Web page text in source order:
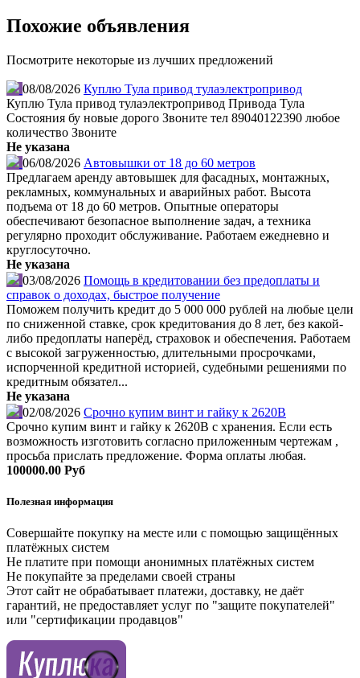
Похожие объявления
Посмотрите некоторые из лучших предложений
08/08/2026 Куплю Тула привод тулаэлектропривод
Куплю Тула привод тулаэлектропривод Привода Тула
Состояния бу новые дорого Звоните тел 89040122390 любое
количество Звоните
Не указана
06/08/2026 Автовышки от 18 до 60 метров
Предлагаем аренду автовышек для фасадных, монтажных,
рекламных, коммунальных и аварийных работ. Высота
подъема от 18 до 60 метров. Опытные операторы
обеспечивают безопасное выполнение задач, а техника
регулярно проходит обслуживание. Работаем ежедневно и
круглосуточно.
Не указана
03/08/2026 Помощь в кредитовании без предоплаты и
справок о доходах, быстрое получение
Поможем получить кредит до 5 000 000 рублей на любые цели
по сниженной ставке, срок кредитования до 8 лет, без какой-
либо предоплаты наперёд, страховок и обеспечения. Работаем
с высокой загруженностью, длительными просрочками,
испорченной кредитной историей, судебными решениями по
кредитным обязател...
Не указана
02/08/2026 Срочно купим винт и гайку к 2620В
Срочно купим винт и гайку к 2620В с хранения. Если есть
возможность изготовить согласно приложенным чертежам ,
просьба прислать предложение. Форма оплаты любая.
100000.00 Руб
Полезная информация
Совершайте покупку на месте или с помощью защищённых
платёжных систем
Не платите при помощи анонимных платёжных систем
Не покупайте за пределами своей страны
Этот сайт не обрабатывает платежи, доставку, не даёт
гарантий, не предоставляет услуг по "защите покупателей"
или "сертификации продавцов"